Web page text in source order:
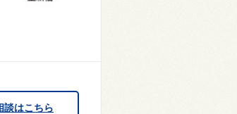
談はこちら